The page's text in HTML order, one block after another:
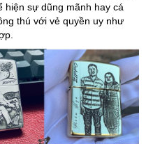
hiện sự dũng mãnh hay cá
thú với vẻ quyền uy như